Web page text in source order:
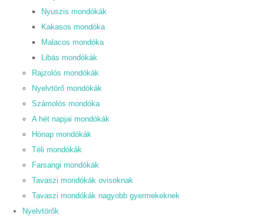
Nyuszis mondókák
Kakasos mondóka
Malacos mondóka
Libás mondókák
Rajzolós mondókák
Nyelvtörő mondókák
Számolós mondóka
A hét napjai mondókák
Hónap mondókák
Téli mondókák
Farsangi mondókák
Tavaszi mondókák ovisoknak
Tavaszi mondókák nagyobb gyermekeknek
Nyelvtörők